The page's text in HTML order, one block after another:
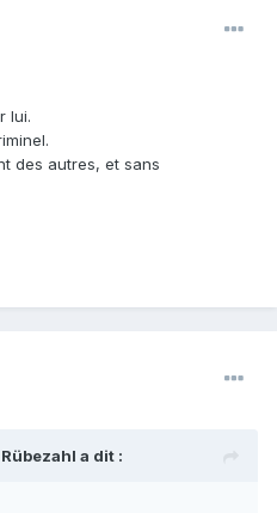
lui.
des autres, et sans
Rübezahl a dit :